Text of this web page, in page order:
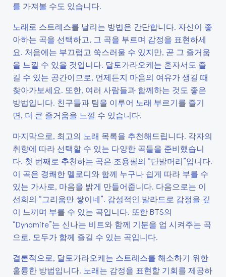
를 가져볼 수도 있습니다.
노래로 스트레스를 날리는 방법은 간단합니다. 자신이 좋
아하는 곡을 선택하고, 그 곡을 부르며 감정을 표현하세
요. 처음에는 부끄럽고 쑥스러울 수 있지만, 곧 그 즐거움
을 느낄 수 있을 것입니다. 달토가라오케는 혼자서도 즐
길 수 있는 공간이므로, 언제든지 마음의 여유가 생길 때
찾아가보세요. 또한, 여러 사람들과 함께하는 것도 좋은
방법입니다. 친구들과 팀을 이루어 노래 부르기를 즐기
면, 더 큰 즐거움을 느낄 수 있습니다.
마지막으로, 최고의 노래 목록을 추천해드립니다. 각자의
취향에 따라 선택할 수 있는 다양한 곡들을 준비했습니
다. 첫 번째로 추천하는 곡은 조용필의 “단발머리”입니다.
이 곡은 경쾌한 멜로디와 함께 누구나 쉽게 따라 부를 수
있는 가사로, 마음을 밝게 만들어줍니다. 다음으로는 이
선희의 “그리움만 쌓이네”. 감성적인 발라드로 감정을 깊
이 느끼며 부를 수 있는 곡입니다. 또한 BTS의
“Dynamite”는 신나는 비트와 함께 기분을 업 시켜주는 곡
으로, 모두가 함께 즐길 수 있는 곡입니다.
결론적으로, 달토가라오케는 스트레스를 해소하기 위한
훌륭한 방법입니다. 노래는 감정을 표현할 기회를 제공하